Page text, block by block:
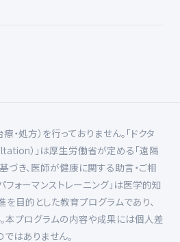
・処方）を行っておりません。「ドクタ
）」は厚生労働省が定める「遠隔
づき、医師が健康に関する助言・ご相
フォーマンストレーニング」は医学的知
目的とした教育プログラムであり、
本プログラムの内容や成果には個人差
はありません。